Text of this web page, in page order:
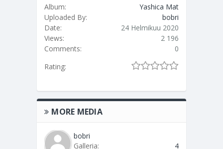
Album:
Yashica Mat
Uploaded By:
bobri
Date:
24 Helmikuu 2020
Views:
2 196
Comments:
0
Rating:
MORE MEDIA
bobri
Galleria:
4